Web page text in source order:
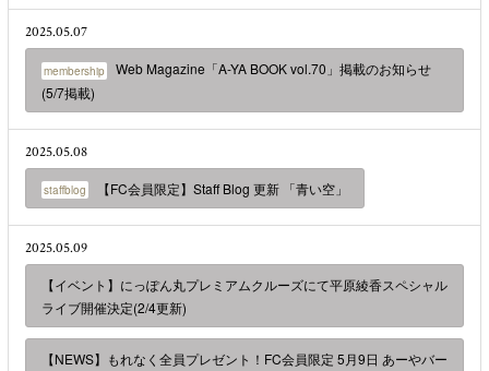
2025.05.07
membership
Web Magazine「A-YA BOOK vol.70」掲載のお知らせ
(5/7掲載)
2025.05.08
staffblog 【FC会員限定】Staff Blog 更新 「青い空」
2025.05.09
【イベント】にっぽん丸プレミアムクルーズにて平原綾香スペシャル
ライブ開催決定(2/4更新)
【NEWS】もれなく全員プレゼント！FC会員限定 5月9日 あーやバー